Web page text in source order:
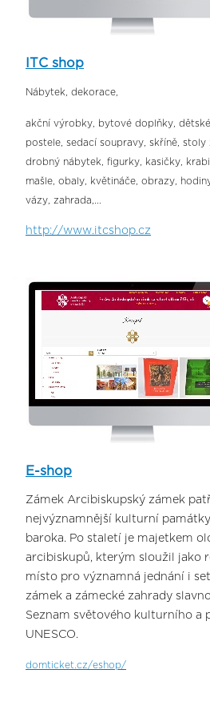
ITC shop
Nábytek, dekorace,
akční výrobky, bytové doplňky,
postele, sedací soupravy, skříně, stoly
drobný nábytek, figurky, kasičky,
mašle, obaly, květináče, obrazy,
vázy, zahrada,...
http://www.itcshop.cz
E-shop
Zámek Arcibiskupský zámek
nejvýznamnější kulturní
baroka. Po staletí je majetkem
arcibiskupů, kterým sloužil jako
místo pro významná jednání i
zámek a zámecké zahrady
Seznam světového kulturního a
UNESCO.
domticket.cz/eshop/